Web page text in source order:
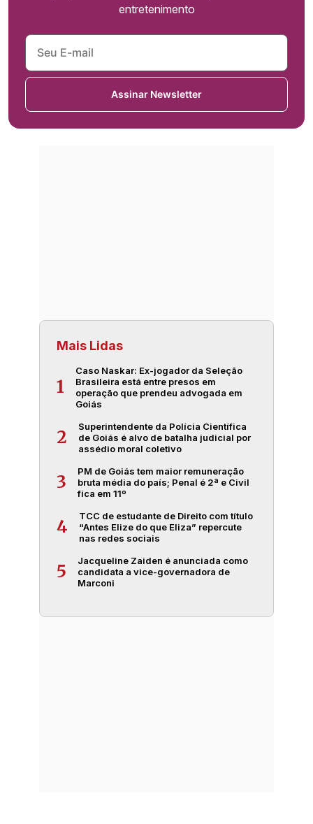
entretenimento
Assinar Newsletter
Mais Lidas
1
Caso Naskar: Ex-jogador da Seleção
Brasileira está entre presos em
operação que prendeu advogada em
Goiás
2
Superintendente da Polícia Científica
de Goiás é alvo de batalha judicial por
assédio moral coletivo
3
PM de Goiás tem maior remuneração
bruta média do país; Penal é 2ª e Civil
fica em 11º
4
TCC de estudante de Direito com título
“Antes Elize do que Eliza” repercute
nas redes sociais
5
Jacqueline Zaiden é anunciada como
candidata a vice-governadora de
Marconi